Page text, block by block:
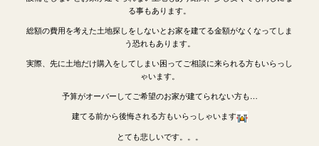
る事もあります。
総額の費用を考えた土地探しをしないとお家を建てる金額がなくなってしま
う恐れもあります。
実際、先に土地だけ購入をしてしまい困ってご相談に来られる方もいらっし
ゃいます。
予算がオーバーしてご希望のお家が建てられない方も…
建てる前から後悔される方もいらっしゃいます
とても悲しいです。。。